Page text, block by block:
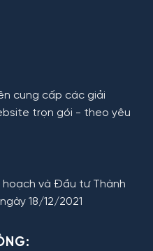
cung cấp các giải
trọn gói - theo yêu
hoạch và Đầu tư Thành
18/12/2021